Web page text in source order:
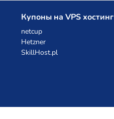
Купоны на VPS хостинг
netcup
Hetzner
SkillHost.pl